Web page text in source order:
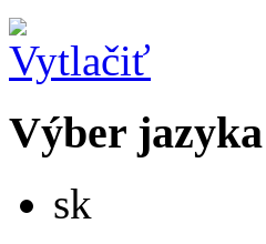
Výber jazyka
sk